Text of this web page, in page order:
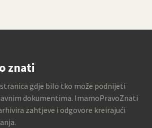
znati
gdje bilo tko može podnijeti
dokumentima. ImamoPravoZnati
zahtjeve i odgovore kreirajući